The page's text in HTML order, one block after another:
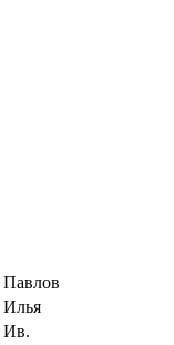
Павлов
Илья
Ив.